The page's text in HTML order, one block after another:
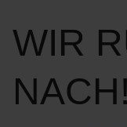
WIR
NACH!